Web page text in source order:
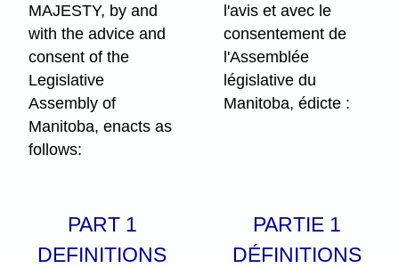
MAJESTY, by and
with the advice and
consent of the
Legislative
Assembly of
Manitoba, enacts as
follows:
l'avis et avec le
consentement de
l'Assemblée
législative du
Manitoba, édicte :
PART 1
DEFINITIONS
PARTIE 1
DÉFINITIONS